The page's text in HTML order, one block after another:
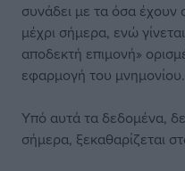
συνάδει με τα όσα έχουν
μέχρι σήμερα, ενώ
αποδεκτή επιμονή»
εφαρμογή του μνημονίου.
Υπό αυτά τα δεδομένα,
σήμερα, ξεκαθαρίζεται